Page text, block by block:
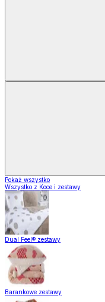
Pokaż wszystko
Wszystko z Koce i zestawy
Dual Feel® zestawy
Barankowe zestawy